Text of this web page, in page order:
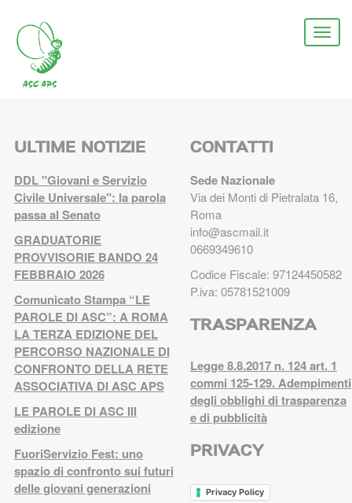
contenuto
principale
ULTIME NOTIZIE
DDL "Giovani e Servizio
Civile Universale": la parola
passa al Senato
GRADUATORIE
PROVVISORIE BANDO 24
FEBBRAIO 2026
Comunicato Stampa “LE
PAROLE DI ASC”: A ROMA
LA TERZA EDIZIONE DEL
PERCORSO NAZIONALE DI
CONFRONTO DELLA RETE
ASSOCIATIVA DI ASC APS
LE PAROLE DI ASC III
edizione
FuoriServizio Fest: uno
spazio di confronto sui futuri
delle giovani generazioni
CONTATTI
Sede Nazionale
Via dei Monti di Pietralata 16,
Roma
info@ascmail.it
0669349610
Codice Fiscale: 97124450582
P.iva: 05781521009
TRASPARENZA
Legge 8.8.2017 n. 124 art. 1
commi 125-129. Adempimenti
degli obblighi di trasparenza
e di pubblicità
PRIVACY
Privacy Policy